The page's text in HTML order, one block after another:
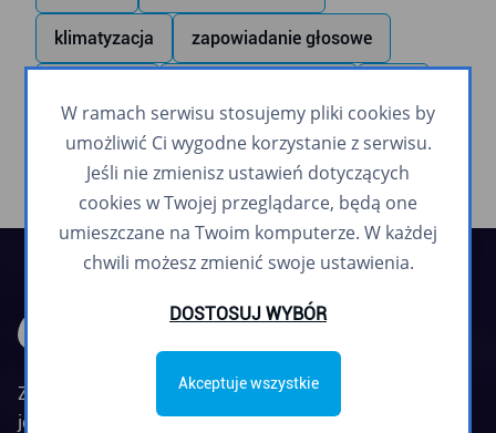
klimatyzacja zapowiadanie głosowe
Zarząd Komunikacji Miejskiej w Gdyni jest
jednostką budżetową Miasta Gdyni
W ramach serwisu stosujemy pliki cookies by
umożliwić Ci wygodne korzystanie z serwisu.
Jeśli nie zmienisz ustawień dotyczących
cookies w Twojej przeglądarce, będą one
umieszczane na Twoim komputerze. W każdej
chwili możesz zmienić swoje ustawienia.
DOSTOSUJ WYBÓR
Akceptuje wszystkie